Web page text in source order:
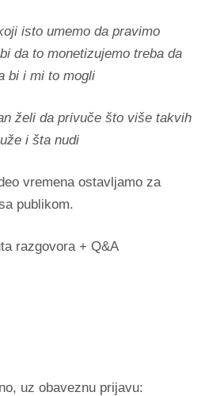
isto umemo da pravimo
da to monetizujemo treba da
bi i mi to mogli
želi da privuče što više takvih
i šta nudi
vremena ostavljamo za
publikom.
razgovora + Q&A
uz obaveznu prijavu: